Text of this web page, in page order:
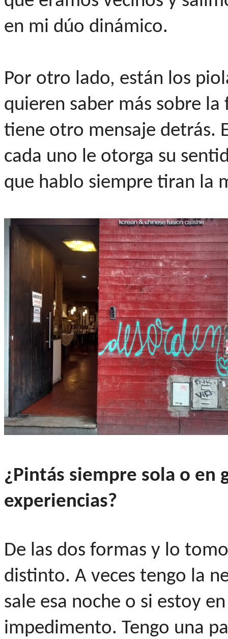
en mi dúo dinámico.
Por otro lado, están los
quieren saber más sobre
tiene otro mensaje detrás.
cada uno le otorga su
que hablo siempre tiran la
¿Pintás siempre sola o en
experiencias?
De las dos formas y lo
distinto. A veces tengo la
sale esa noche o si estoy
impedimento. Tengo una